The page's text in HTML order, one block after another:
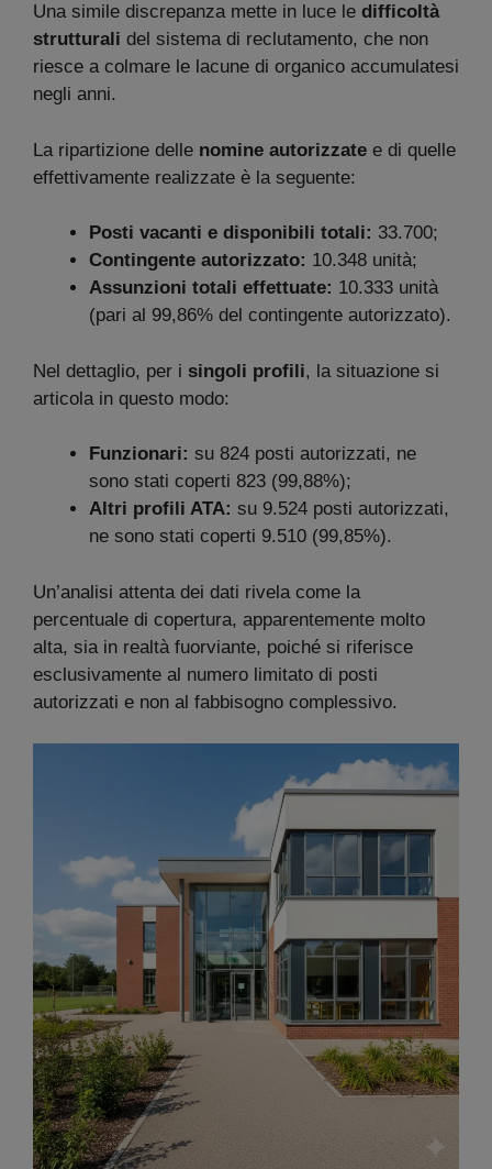
Una simile discrepanza mette in luce le difficoltà
strutturali del sistema di reclutamento, che non
riesce a colmare le lacune di organico accumulatesi
negli anni.
La ripartizione delle nomine autorizzate e di quelle
effettivamente realizzate è la seguente:
Posti vacanti e disponibili totali: 33.700;
Contingente autorizzato: 10.348 unità;
Assunzioni totali effettuate: 10.333 unità
(pari al 99,86% del contingente autorizzato).
Nel dettaglio, per i singoli profili, la situazione si
articola in questo modo:
Funzionari: su 824 posti autorizzati, ne
sono stati coperti 823 (99,88%);
Altri profili ATA: su 9.524 posti autorizzati,
ne sono stati coperti 9.510 (99,85%).
Un’analisi attenta dei dati rivela come la
percentuale di copertura, apparentemente molto
alta, sia in realtà fuorviante, poiché si riferisce
esclusivamente al numero limitato di posti
autorizzati e non al fabbisogno complessivo.